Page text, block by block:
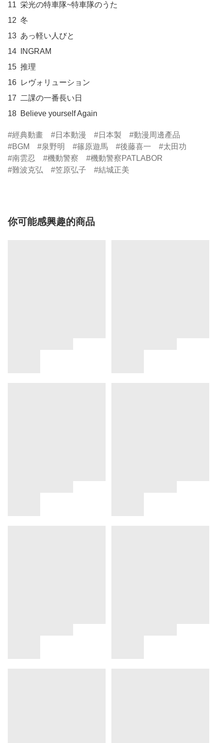
11  栄光の特車隊~特車隊のうた
12  冬
13  あっ軽い人びと
14  INGRAM
15  推理
16  レヴォリューション
17  二課の一番長い日
18  Believe yourself Again
經典動畫 日本動漫 日本製
動漫周邊產品
BGM
泉野明 篠原遊馬 後藤喜一
太田功
南雲忍
機動警察
機動警察PATLABOR
難波克弘
笠原弘子 結城正美
你可能感興趣的商品